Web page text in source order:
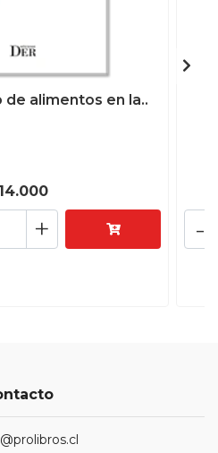
alimentos en la..
+ -